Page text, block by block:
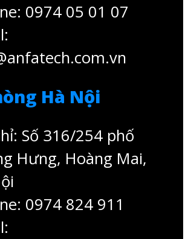
0974 05 01 07
Hà Nội
Số 316/254 phố
Hưng, Hoàng Mai,
0974 824 911